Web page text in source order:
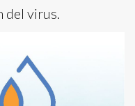
del virus.